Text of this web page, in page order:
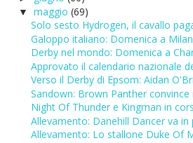
▼ maggio (69)
Solo sesto Hydrogen, il cavallo
Galoppo italiano: Domenica a
Derby nel mondo: Domenica a
Approvato il calendario nazionale
Verso il Derby di Epsom: Aidan
Sandown: Brown Panther convince
Night Of Thunder e Kingman in
Allevamento: Danehill Dancer va in
Allevamento: Lo stallone Duke Of